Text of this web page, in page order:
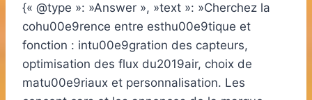
{« @type »: »Answer », »text »: »Cherchez la
cohu00e9rence entre esthu00e9tique et
fonction : intu00e9gration des capteurs,
optimisation des flux du2019air, choix de
matu00e9riaux et personnalisation. Les